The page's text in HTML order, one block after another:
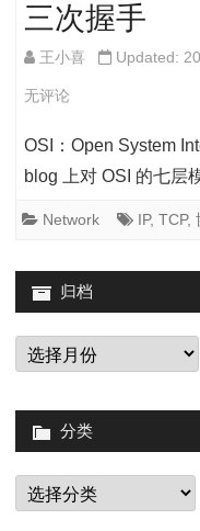
三次握手
王小喜 Updated:
无评论
OSI：Open System
blog 上对 OSI 的七层
Network IP, TCP,
归档
归
档
分类
分
类